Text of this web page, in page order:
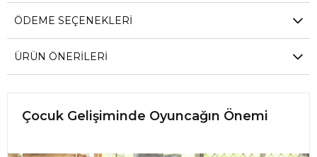
ÖDEME SEÇENEKLERI
ÜRÜN ÖNERILERI
Çocuk Gelişiminde Oyuncağın Önemi